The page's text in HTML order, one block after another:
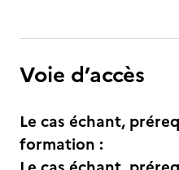
Voie d’accès
Le cas échant,
formation :